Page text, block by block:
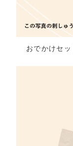
おでかけセ